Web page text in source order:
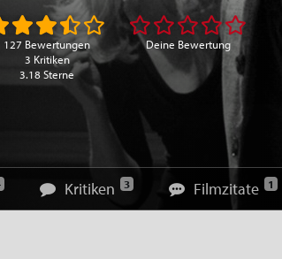
127 Bewertungen
3 Kritiken
3.18 Sterne
Deine Bewertung
Kritiken 3 Filmzitate 1